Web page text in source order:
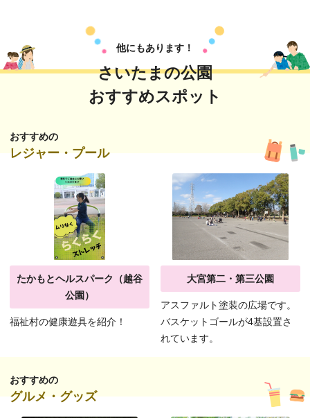
他にもあります！
さいたまの公園
おすすめスポット
おすすめの
レジャー・プール
たかもとヘルスパーク（越谷
公園）
福祉村の健康遊具を紹介！
大宮第二・第三公園
アスファルト塗装の広場です。
バスケットゴールが4基設置さ
れています。
おすすめの
グルメ・グッズ